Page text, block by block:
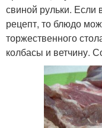
свиной рульки. Если
рецепт, то блюдо
торжественного
колбасы и ветчину.